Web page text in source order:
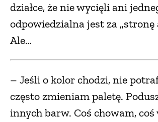
działce, że nie wycięli ani
odpowiedzialna jest za „stronę
Ale…
– Jeśli o kolor chodzi, nie
często zmieniam paletę.
innych barw. Coś chowam,